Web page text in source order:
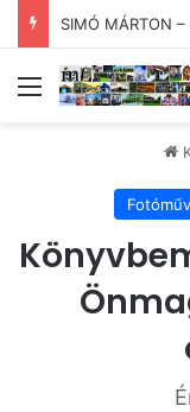
Megjelent a
Menü